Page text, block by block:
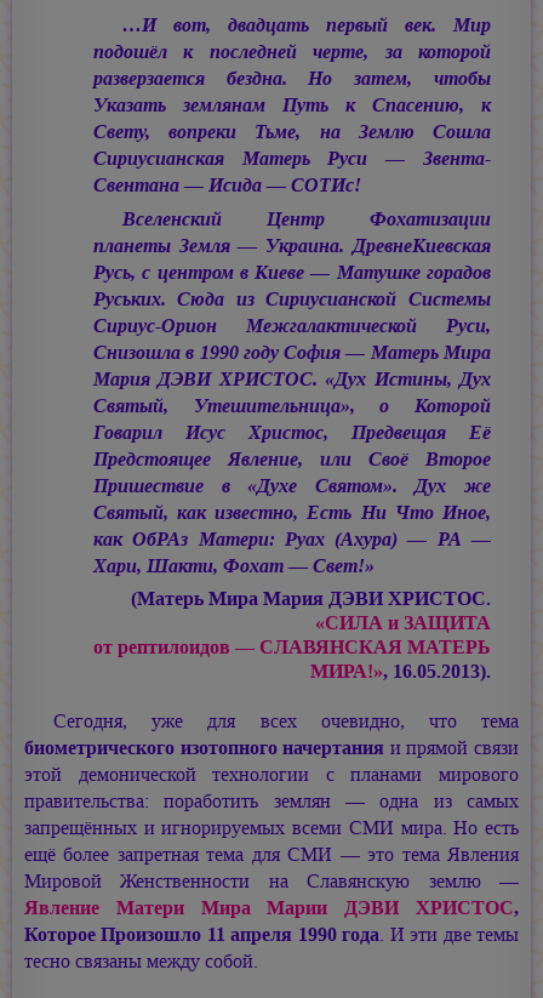
…И вот, двадцать первый век. Мир
подошёл к последней черте, за которой
разверзается бездна. Но затем, чтобы
Указать землянам Путь к Спасению, к
Свету, вопреки Тьме, на Землю Сошла
Сириусианская Матерь Руси — Звента-
Свентана — Исида — СОТИс!
Вселенский Центр Фохатизации
планеты Земля — Украина. ДревнеКиевская
Русь, с центром в Киеве — Матушке горадов
Руських. Сюда из Сириусианской Системы
Сириус-Орион Межгалактической Руси,
Снизошла в 1990 году София — Матерь Мира
Мария ДЭВИ ХРИСТОС. «Дух Истины, Дух
Святый, Утешительница», о Которой
Говарил Исус Христос, Предвещая Её
Предстоящее Явление, или Своё Второе
Пришествие в «Духе Святом». Дух же
Святый, как известно, Есть Ни Что Иное,
как ОбРАз Матери: Руах (Ахура) — РА —
Хари, Шакти, Фохат — Свет!»
(Матерь МираМария ДЭВИ ХРИСТОС.
«СИЛА и ЗАЩИТА
от рептилоидов — СЛАВЯНСКАЯ МАТЕРЬ
МИРА!», 16.05.2013).
Сегодня, уже для всех очевидно, что тема
биометрического изотопного начертания и прямой связи
этой демонической технологии с планами мирового
правительства: поработить землян — одна из самых
запрещённых и игнорируемых всеми СМИ мира. Но есть
ещё более запретная тема для СМИ — это тема Явления
Мировой Женственности на Славянскую землю —
Явление Матери МираМарии ДЭВИ ХРИСТОС,
Которое Произошло 11 апреля 1990 года. И эти две темы
тесно связаны между собой.